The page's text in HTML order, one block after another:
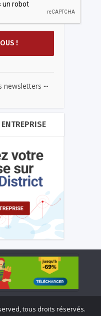
newsletters ...
tous droits réservés.